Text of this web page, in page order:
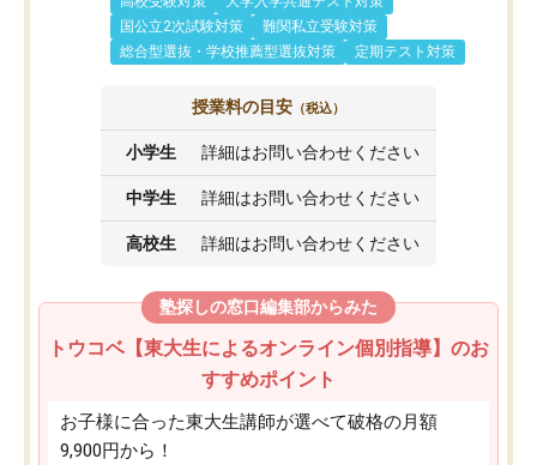
国公立2次試験対策
難関私立受験対策
総合型選抜・学校推薦型選抜対策
定期テスト対策
授業料の目安 （税込）
小学生 詳細はお問い合わせください
中学生 詳細はお問い合わせください
高校生 詳細はお問い合わせください
塾探しの窓口編集部からみた
トウコベ【東大生によるオンライン個別指導】のお
すすめポイント
お子様に合った東大生講師が選べて破格の月額
9,900円から！